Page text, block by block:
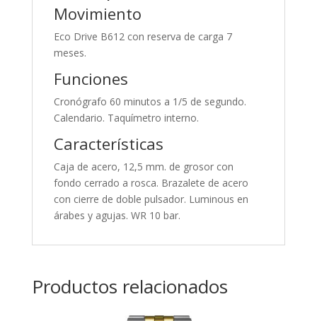
Movimiento
Eco Drive B612 con reserva de carga 7
meses.
Funciones
Cronógrafo 60 minutos a 1/5 de segundo.
Calendario. Taquímetro interno.
Características
Caja de acero, 12,5 mm. de grosor con
fondo cerrado a rosca. Brazalete de acero
con cierre de doble pulsador. Luminous en
árabes y agujas. WR 10 bar.
Productos relacionados